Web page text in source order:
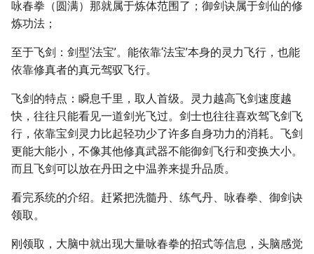
咏春拳（圆满）那就属于炼体范围了；御剑诀属于剑仙的修
炼功法；
至于飞剑：剑型‘法宝’。能依靠‘法宝’本身的灵力飞行，也能
依靠修真者的真元驾驭飞行。
飞剑的特点：瞬息千里，取人首级。灵力越高飞剑速度越
快，往往只能看见一道剑光飞过。剑士也往往喜欢驾飞剑飞
行，依靠宝剑灵力比起轻功少了许多自身功力的消耗。飞剑
更能大能小，不像其他修真武器不能御剑飞行和变换大小。
而且飞剑可以放在丹田之中温养来提升品质。
看完系统的介绍。赶紧把洗髓丹、练气丹、咏春拳、御剑诀
领取。
刚领取，大脑中就出现大量咏春拳的招式等信息，头脑感觉